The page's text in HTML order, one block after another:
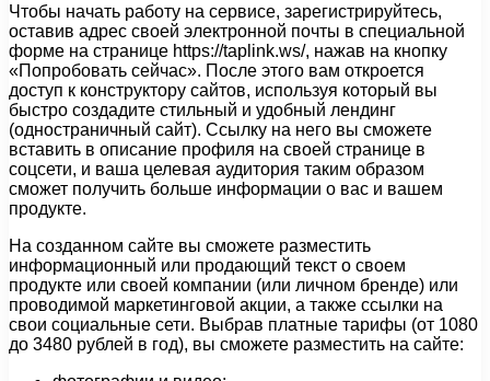
Чтобы начать работу на сервисе, зарегистрируйтесь,
оставив адрес своей электронной почты в специальной
форме на странице https://taplink.ws/, нажав на кнопку
«Попробовать сейчас». После этого вам откроется
доступ к конструктору сайтов, используя который вы
быстро создадите стильный и удобный лендинг
(одностраничный сайт). Ссылку на него вы сможете
вставить в описание профиля на своей странице в
соцсети, и ваша целевая аудитория таким образом
сможет получить больше информации о вас и вашем
продукте.
На созданном сайте вы сможете разместить
информационный или продающий текст о своем
продукте или своей компании (или личном бренде) или
проводимой маркетинговой акции, а также ссылки на
свои социальные сети. Выбрав платные тарифы (от 1080
до 3480 рублей в год), вы сможете разместить на сайте: